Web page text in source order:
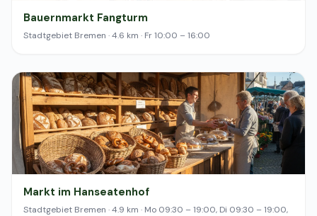
Bauernmarkt Fangturm
Stadtgebiet Bremen · 4.6 km · Fr 10:00 – 16:00
Markt im Hanseatenhof
Stadtgebiet Bremen · 4.9 km · Mo 09:30 – 19:00, Di 09:30 – 19:00,